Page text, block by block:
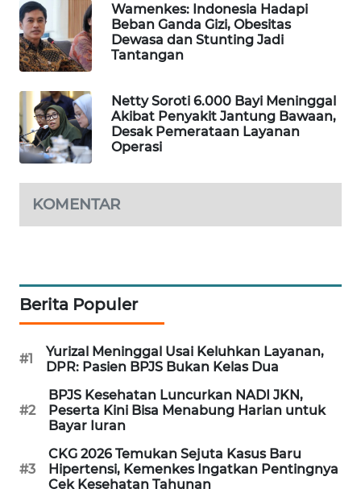
Wamenkes: Indonesia Hadapi
Beban Ganda Gizi, Obesitas
Dewasa dan Stunting Jadi
Tantangan
Netty Soroti 6.000 Bayi Meninggal
Akibat Penyakit Jantung Bawaan,
Desak Pemerataan Layanan
Operasi
KOMENTAR
Berita Populer
#1
Yurizal Meninggal Usai Keluhkan Layanan,
DPR: Pasien BPJS Bukan Kelas Dua
#2
BPJS Kesehatan Luncurkan NADI JKN,
Peserta Kini Bisa Menabung Harian untuk
Bayar Iuran
#3
CKG 2026 Temukan Sejuta Kasus Baru
Hipertensi, Kemenkes Ingatkan Pentingnya
Cek Kesehatan Tahunan
WALINKI
MAWAKA
MARTABAT
NET
WATCH
LPKKI
KOPEKLIN
PORTAL
KONSUMEN
FORWAMKI